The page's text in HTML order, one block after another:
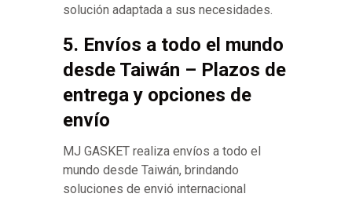
solución adaptada a sus necesidades.
5. Envíos a todo el mundo
desde Taiwán – Plazos de
entrega y opciones de
envío
MJ GASKET realiza envíos a todo el
mundo desde Taiwán, brindando
soluciones de envió internacional